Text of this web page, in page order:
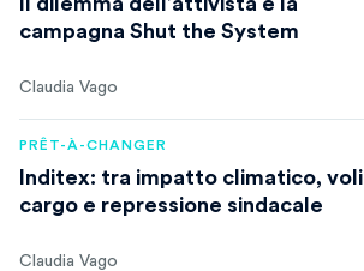
campagna Shut the System
Claudia Vago
PRÊT-À-CHANGER
Inditex: tra impatto climatico, voli
cargo e repressione sindacale
Claudia Vago